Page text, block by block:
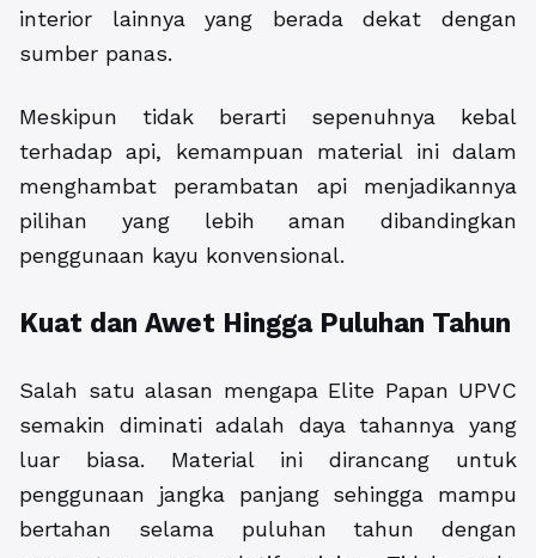
interior lainnya yang berada dekat dengan
sumber panas.
Meskipun tidak berarti sepenuhnya kebal
terhadap api, kemampuan material ini dalam
menghambat perambatan api menjadikannya
pilihan yang lebih aman dibandingkan
penggunaan kayu konvensional.
Kuat dan Awet Hingga Puluhan Tahun
Salah satu alasan mengapa Elite Papan UPVC
semakin diminati adalah daya tahannya yang
luar biasa. Material ini dirancang untuk
penggunaan jangka panjang sehingga mampu
bertahan selama puluhan tahun dengan